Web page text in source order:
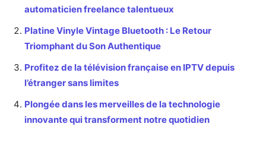
automaticien freelance talentueux
Platine Vinyle Vintage Bluetooth : Le Retour
Triomphant du Son Authentique
Profitez de la télévision française en IPTV depuis
l’étranger sans limites
Plongée dans les merveilles de la technologie
innovante qui transforment notre quotidien